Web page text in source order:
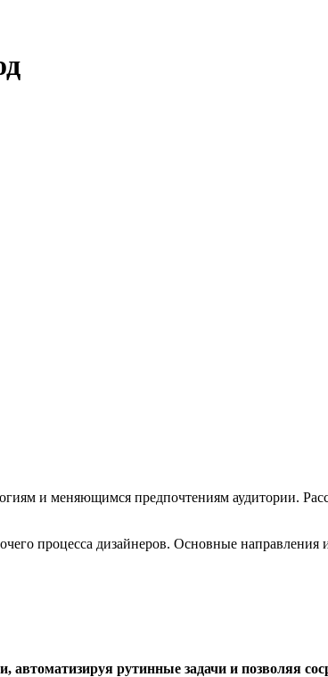
и меняющимся предпочтениям аудитории.
процесса дизайнеров. Основные направления
рутинные задачи и позволяя